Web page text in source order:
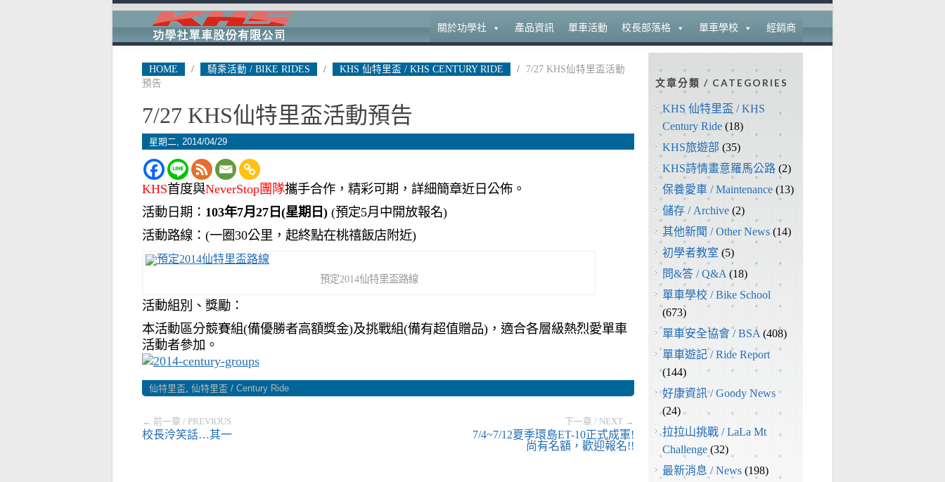
關於功學社 產品資訊 單車活動 校長部落格 單車學校 經銷商
HOME / 騎乘活動 / BIKE RIDES / KHS 仙特里盃 / KHS CENTURY RIDE /
7/27 KHS仙特里盃活動
預告
7/27 KHS仙特里盃活動預告
星期二, 2014/04/29
KHS首度與NeverStop團隊攜手合作，精彩可期，詳細簡章近日公佈。
活動日期： 103年7月27日(星期日) (預定5月中開放報名)
活動路線：(一圈30公里，起終點在桃禧飯店附近)
預定2014仙特里盃路線
活動組別、獎勵：
本活動區分競賽組(備優勝者高額獎金)及挑戰組(備有超值贈品)，適合各層級熱烈愛單車
活動者參加。
仙特里盃, 仙特里盃 / Century Ride
← 前一章 / PREVIOUS
校長泠笑話…其一
下一章 / NEXT →
7/4~7/12夏季環島ET-10正式成軍!
尚有名額，歡迎報名!!
文章分類 / CATEGORIES
KHS 仙特里盃 / KHS
Century Ride (18)
KHS旅遊部 (35)
KHS詩情畫意羅馬公路 (2)
保養愛車 / Maintenance (13)
儲存 / Archive (2)
其他新聞 / Other News (14)
初學者教室 (5)
問&答 / Q&A (18)
單車學校 / Bike School
(673)
單車安全協會 / BSA (408)
單車遊記 / Ride Report
(144)
好康資訊 / Goody News
(24)
拉拉山挑戰 / LaLa Mt
Challenge (32)
最新消息 / News (198)